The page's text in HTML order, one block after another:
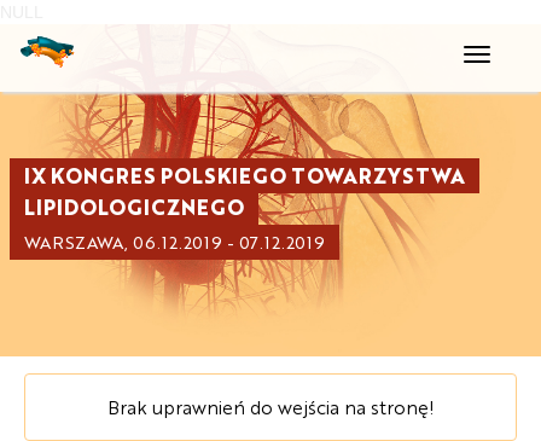
Toggle
IX KONGRES POLSKIEGO TOWARZYSTWA
LIPIDOLOGICZNEGO
WARSZAWA, 06.12.2019 - 07.12.2019
Brak uprawnień do wejścia na stronę!